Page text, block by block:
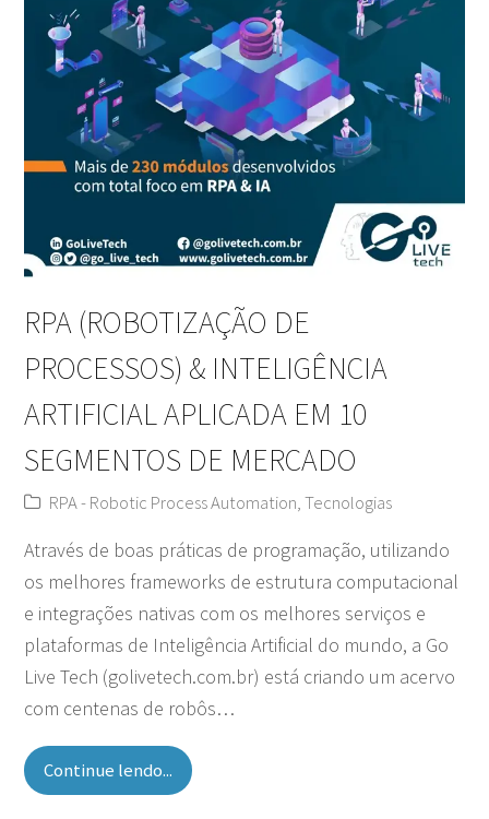
RPA (ROBOTIZAÇÃO DE
PROCESSOS) & INTELIGÊNCIA
ARTIFICIAL APLICADA EM 10
SEGMENTOS DE MERCADO
RPA - Robotic Process Automation, Tecnologias
Através de boas práticas de programação, utilizando
os melhores frameworks de estrutura computacional
e integrações nativas com os melhores serviços e
plataformas de Inteligência Artificial do mundo, a Go
Live Tech (golivetech.com.br) está criando um acervo
com centenas de robôs…
Continue lendo...